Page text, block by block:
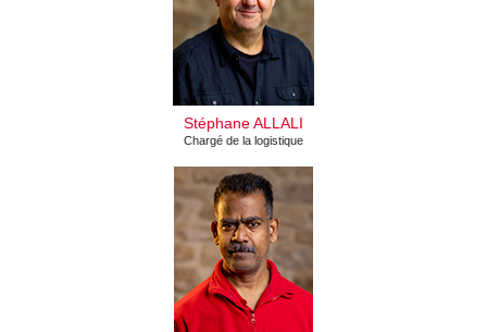
Stéphane ALLALI
Chargé de la logistique